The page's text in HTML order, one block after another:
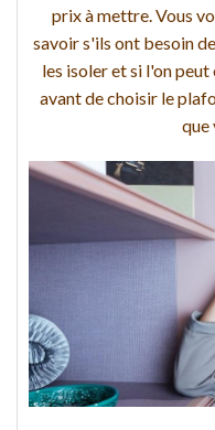
prix à mettre. Vous
savoir s'ils ont besoin
les isoler et si l'on peut
avant de choisir le
que